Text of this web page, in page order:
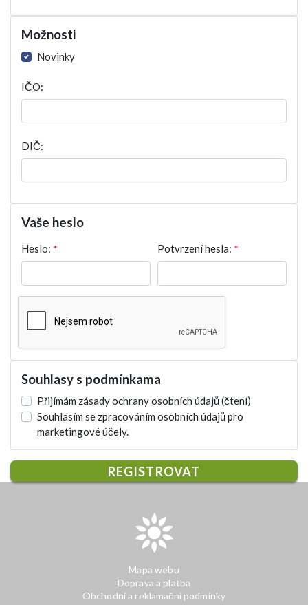
Možnosti
Novinky
IČO:
DIČ:
Vaše heslo
Heslo: * Potvrzení hesla: *
Souhlasy s podmínkama
Přijímám zásady ochrany osobních údajů(čtení)
Souhlasím se zpracováním osobních údajů pro
marketingové účely.
REGISTROVAT
Mapa webu
Doprava a platba
Obchodní a reklamační podmínky